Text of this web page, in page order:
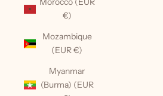
€)
Mozambique
(EUR €)
Myanmar
(Burma) (EUR